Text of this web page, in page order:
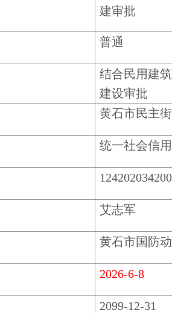
建审批
普通
结合民用建
建设审批
黄石市民主
统一社会信
艾志军
黄石市国防
2026-6-8
2099-12-31